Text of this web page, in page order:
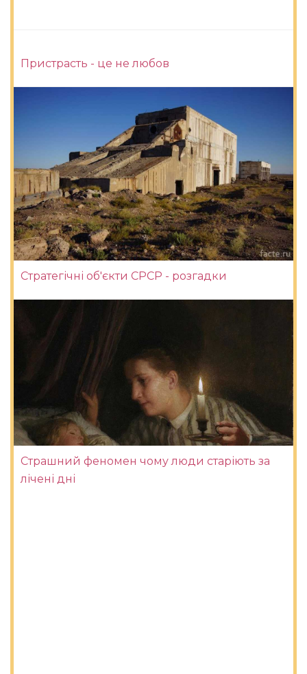
Пристрасть - це не любов
Стратегічні об'єкти СРСР - розгадки
Страшний феномен чому люди старіють за
лічені дні